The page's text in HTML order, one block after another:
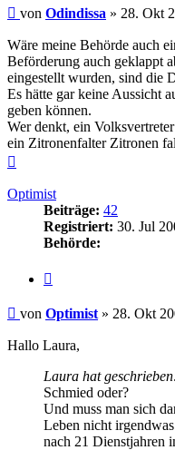
Beitrag
von Odindissa » 28. Okt
Wäre meine Behörde auch
Beförderung auch geklappt
eingestellt wurden, sind die
Es hätte gar keine Aussicht
geben können.
Wer denkt, ein
ein Zitronenfalter Zitronen
Optimist
Beiträge: 42
Registriert: 30. Jul
Behörde:
Beitrag
von Optimist » 28. Okt
Hallo Laura,
Laura hat
Schmied oder?
Und muss man sich
Leben nicht
nach 21 Dienstjahren